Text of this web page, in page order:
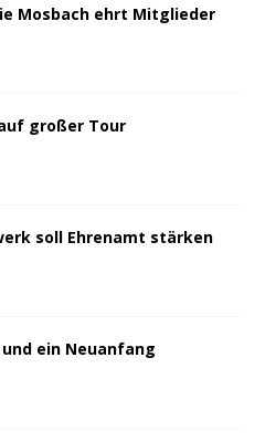
Mosbach ehrt Mitglieder
großer Tour
soll Ehrenamt stärken
und ein Neuanfang